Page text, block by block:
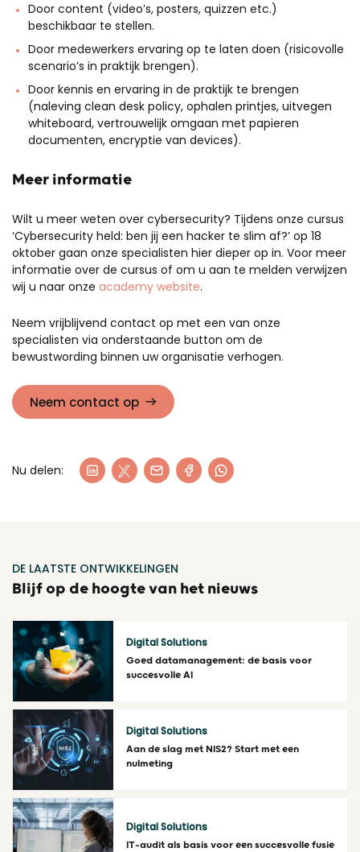
Door content (video’s, posters, quizzen etc.)
beschikbaar te stellen.
Door medewerkers ervaring op te laten doen (risicovolle
scenario’s in praktijk brengen).
Door kennis en ervaring in de praktijk te brengen
(naleving clean desk policy, ophalen printjes, uitvegen
whiteboard, vertrouwelijk omgaan met papieren
documenten, encryptie van devices).
Meer informatie
Wilt u meer weten over cybersecurity? Tijdens onze cursus
‘Cybersecurity held: ben jij een hacker te slim af?’ op 18
oktober gaan onze specialisten hier dieper op in. Voor meer
informatie over de cursus of om u aan te melden verwijzen
wij u naar onze academy website.
Neem vrijblijvend contact op met een van onze
specialisten via onderstaande button om de
bewustwording binnen uw organisatie verhogen.
Neem contact op
Nu delen:
DE LAATSTE ONTWIKKELINGEN
Blijf op de hoogte van het nieuws
Lees meer
Digital Solutions
Goed datamanagement: de basis voor
succesvolle AI
Lees meer
Digital Solutions
Aan de slag met NIS2? Start met een
nulmeting
Digital Solutions
IT-audit als basis voor een succesvolle fusie